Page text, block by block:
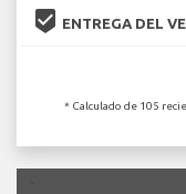
beenhere ENTREGA DEL
* Calculado de 105